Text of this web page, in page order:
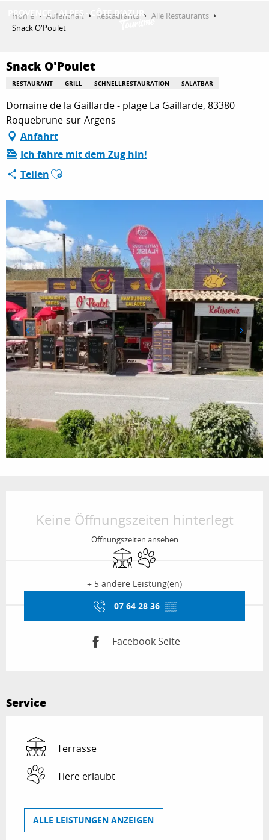
AKTIVITÄTEN
AUFENTHALT
ESPACE PRO
Home Aufenthalt Restaurants
Alle Restaurants
Snack O'Poulet
Snack O'Poulet
RESTAURANT GRILL SCHNELLRESTAURATION SALATBAR
Domaine de la Gaillarde - plage La Gaillarde, 83380
Roquebrune-sur-Argens
Anfahrt
Ich fahre mit dem Zug hin!
TeilenAjouter aux favoris
Keine Öffnungszeiten hinterlegt
Öffnungszeiten ansehen
TerrasseTiere erlaubt
+ 5 andere Leistung(en)
07 64 28 36 ▒▒
Facebook Seite
Service
Terrasse
Tiere erlaubt
ALLE LEISTUNGEN ANZEIGEN